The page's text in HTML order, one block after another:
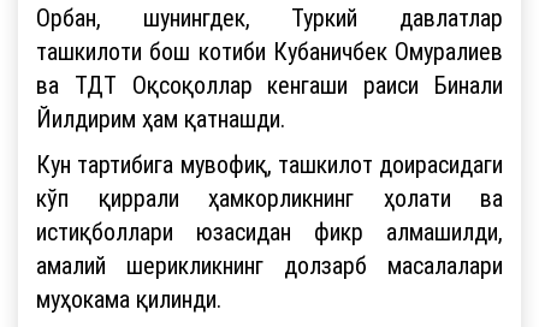
Орбан, шунингдек, Туркий давлатлар
ташкилоти бош котиби Кубаничбек Омуралиев
ва ТДТ Оқсоқоллар кенгаши раиси Бинали
Йилдирим ҳам қатнашди.
Кун тартибига мувофиқ, ташкилот доирасидаги
кўп қиррали ҳамкорликнинг ҳолати ва
истиқболлари юзасидан фикр алмашилди,
амалий шерикликнинг долзарб масалалари
муҳокама қилинди.